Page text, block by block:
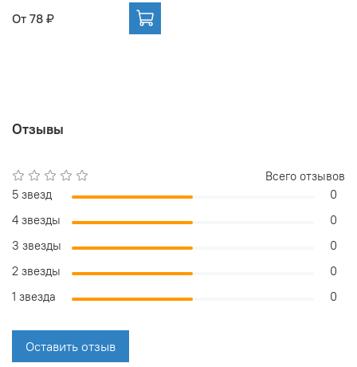
От 78 ₽
Отзывы
Всего отзывов
5 звезд
0
4 звезды
0
3 звезды
0
2 звезды
0
1 звезда
0
Оставить отзыв